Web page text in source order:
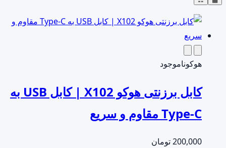
هوکوناموجود
کابل برزنتی هوکو X102 | کابل USB به
Type-C مقاوم و سریع
200,000تومان